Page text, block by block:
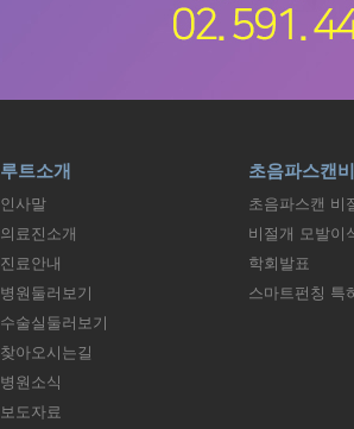
루트소개
인사말
의료진소개
진료안내
병원둘러보기
수술실둘러보기
찾아오시는길
병원소식
보도자료
초음파스캔
초음파스캔 비
비절개 모발이
학회발표
스마트펀칭 특